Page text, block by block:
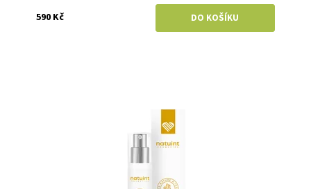
590 Kč
Natuint (dříve Dulcia)